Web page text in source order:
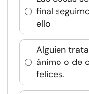
final
ello
Alguien
ánimo o de
felices.